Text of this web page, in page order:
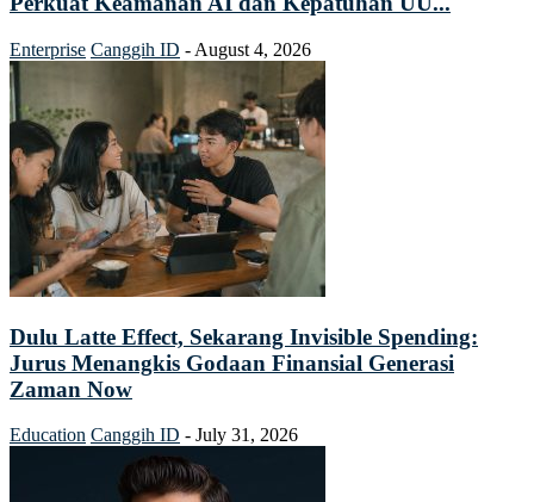
Enterprise Canggih ID - August 4, 2026
Dulu Latte Effect, Sekarang Invisible Spending:
Jurus Menangkis Godaan Finansial Generasi
Zaman Now
Education Canggih ID - July 31, 2026